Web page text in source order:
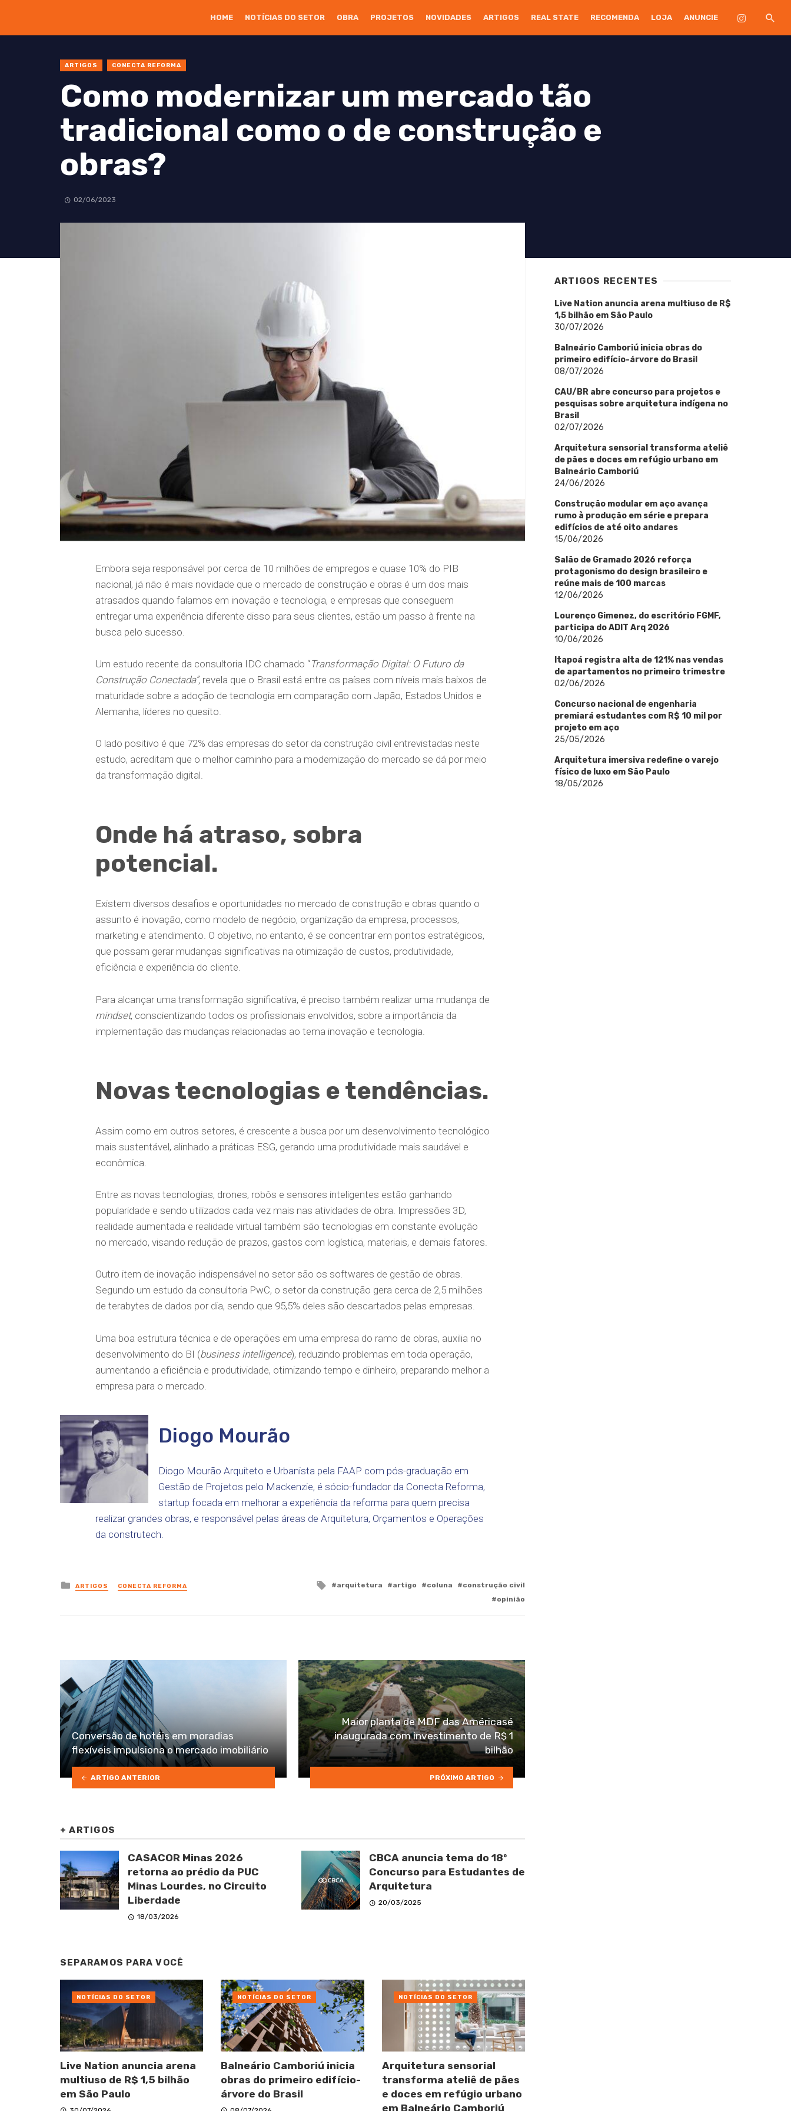
HOME NOTÍCIAS DO SETOR OBRA PROJETOS NOVIDADES ARTIGOS REAL STATE RECOMENDA LOJA ANUNCIE
ARTIGOS CONECTA REFORMA
Como modernizar um mercado tão
tradicional como o de construção e
obras?
02/06/2023
Embora seja responsável por cerca de 10 milhões de empregos e quase 10% do PIB
nacional, já não é mais novidade que o mercado de construção e obras é um dos mais
atrasados quando falamos em inovação e tecnologia, e empresas que conseguem
entregar uma experiência diferente disso para seus clientes, estão um passo à frente na
busca pelo sucesso.
Um estudo recente da consultoria IDC chamado “Transformação Digital: O Futuro da
Construção Conectada”, revela que o Brasil está entre os países com níveis mais baixos de
maturidade sobre a adoção de tecnologia em comparação com Japão, Estados Unidos e
Alemanha, líderes no quesito.
O lado positivo é que 72% das empresas do setor da construção civil entrevistadas neste
estudo, acreditam que o melhor caminho para a modernização do mercado se dá por meio
da transformação digital.
Onde há atraso, sobra
potencial.
Existem diversos desafios e oportunidades no mercado de construção e obras quando o
assunto é inovação, como modelo de negócio, organização da empresa, processos,
marketing e atendimento. O objetivo, no entanto, é se concentrar em pontos estratégicos,
que possam gerar mudanças significativas na otimização de custos, produtividade,
eficiência e experiência do cliente.
Para alcançar uma transformação significativa, é preciso também realizar uma mudança de
mindset, conscientizando todos os profissionais envolvidos, sobre a importância da
implementação das mudanças relacionadas ao tema inovação e tecnologia.
Novas tecnologias e tendências.
Assim como em outros setores, é crescente a busca por um desenvolvimento tecnológico
mais sustentável, alinhado a práticas ESG, gerando uma produtividade mais saudável e
econômica.
Entre as novas tecnologias, drones, robôs e sensores inteligentes estão ganhando
popularidade e sendo utilizados cada vez mais nas atividades de obra. Impressões 3D,
realidade aumentada e realidade virtual também são tecnologias em constante evolução
no mercado, visando redução de prazos, gastos com logística, materiais, e demais fatores.
Outro item de inovação indispensável no setor são os softwares de gestão de obras.
Segundo um estudo da consultoria PwC, o setor da construção gera cerca de 2,5 milhões
de terabytes de dados por dia, sendo que 95,5% deles são descartados pelas empresas.
Uma boa estrutura técnica e de operações em uma empresa do ramo de obras, auxilia no
desenvolvimento do BI (business intelligence), reduzindo problemas em toda operação,
aumentando a eficiência e produtividade, otimizando tempo e dinheiro, preparando melhor a
empresa para o mercado.
Diogo Mourão
Diogo Mourão Arquiteto e Urbanista pela FAAP com pós-graduação em
Gestão de Projetos pelo Mackenzie, é sócio-fundador da Conecta Reforma,
startup focada em melhorar a experiência da reforma para quem precisa
realizar grandes obras, e responsável pelas áreas de Arquitetura, Orçamentos e Operações
da construtech.
Posted
in
ARTIGOS CONECTA REFORMA
Tagged
arquitetura artigo coluna
construção civil
opinião
Conversão de hotéis em moradias
flexíveis impulsiona o mercado imobiliário
ARTIGO ANTERIOR
Maior planta de MDF das Américasé
inaugurada com investimento de R$ 1
bilhão
PRÓXIMO ARTIGO
+ARTIGOS
CASACOR Minas 2026
retorna ao prédio da PUC
Minas Lourdes, no Circuito
Liberdade
18/03/2026
CBCA anuncia tema do 18º
Concurso para Estudantes de
Arquitetura
20/03/2025
SEPARAMOS PARA VOCÊ
Live Nation anuncia arena
multiuso de R$ 1,5 bilhão
em São Paulo
NOTÍCIAS DO SETOR
Balneário Camboriú inicia
obras do primeiro edifício-
árvore do Brasil
NOTÍCIAS DO SETOR
Arquitetura sensorial
transforma ateliê de pães
e doces em refúgio urbano
em Balneário Camboriú
NOTÍCIAS DO SETOR
ARTIGOS RECENTES
Live Nation anuncia arena multiuso de R$
1,5 bilhão em São Paulo
30/07/2026
Balneário Camboriú inicia obras do
primeiro edifício-árvore do Brasil
08/07/2026
CAU/BR abre concurso para projetos e
pesquisas sobre arquitetura indígena no
Brasil
02/07/2026
Arquitetura sensorial transforma ateliê
de pães e doces em refúgio urbano em
Balneário Camboriú
24/06/2026
Construção modular em aço avança
rumo à produção em série e prepara
edifícios de até oito andares
15/06/2026
Salão de Gramado 2026 reforça
protagonismo do design brasileiro e
reúne mais de 100 marcas
12/06/2026
Lourenço Gimenez, do escritório FGMF,
participa do ADIT Arq 2026
10/06/2026
Itapoá registra alta de 121% nas vendas
de apartamentos no primeiro trimestre
02/06/2026
Concurso nacional de engenharia
premiará estudantes com R$ 10 mil por
projeto em aço
25/05/2026
Arquitetura imersiva redefine o varejo
físico de luxo em São Paulo
18/05/2026